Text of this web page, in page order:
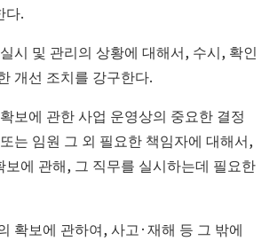
다.
시 및 관리의 상황에 대해서, 수시, 확인
개선 조치를 강구한다.
보에 관한 사업 운영상의 중요한 결정
는 임원 그 외 필요한 책임자에 대해서,
보에 관해, 그 직무를 실시하는데 필요한
확보에 관하여, 사고·재해 등 그 밖에